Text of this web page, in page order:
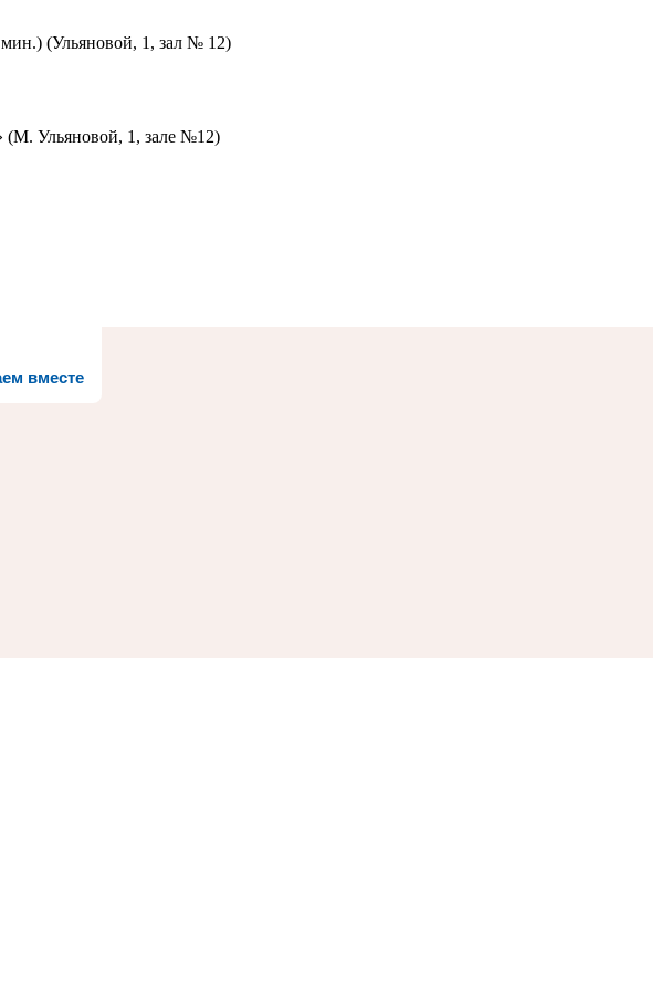
(Ульяновой, 1, зал № 12)
(М. Ульяновой, 1, зале №12)
вместе